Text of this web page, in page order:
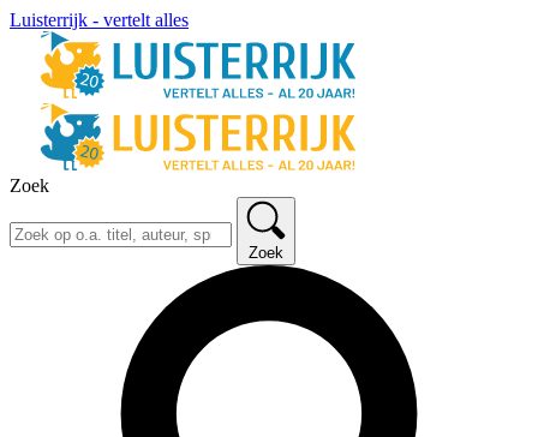
Luisterrijk - vertelt alles
Zoek
Zoek